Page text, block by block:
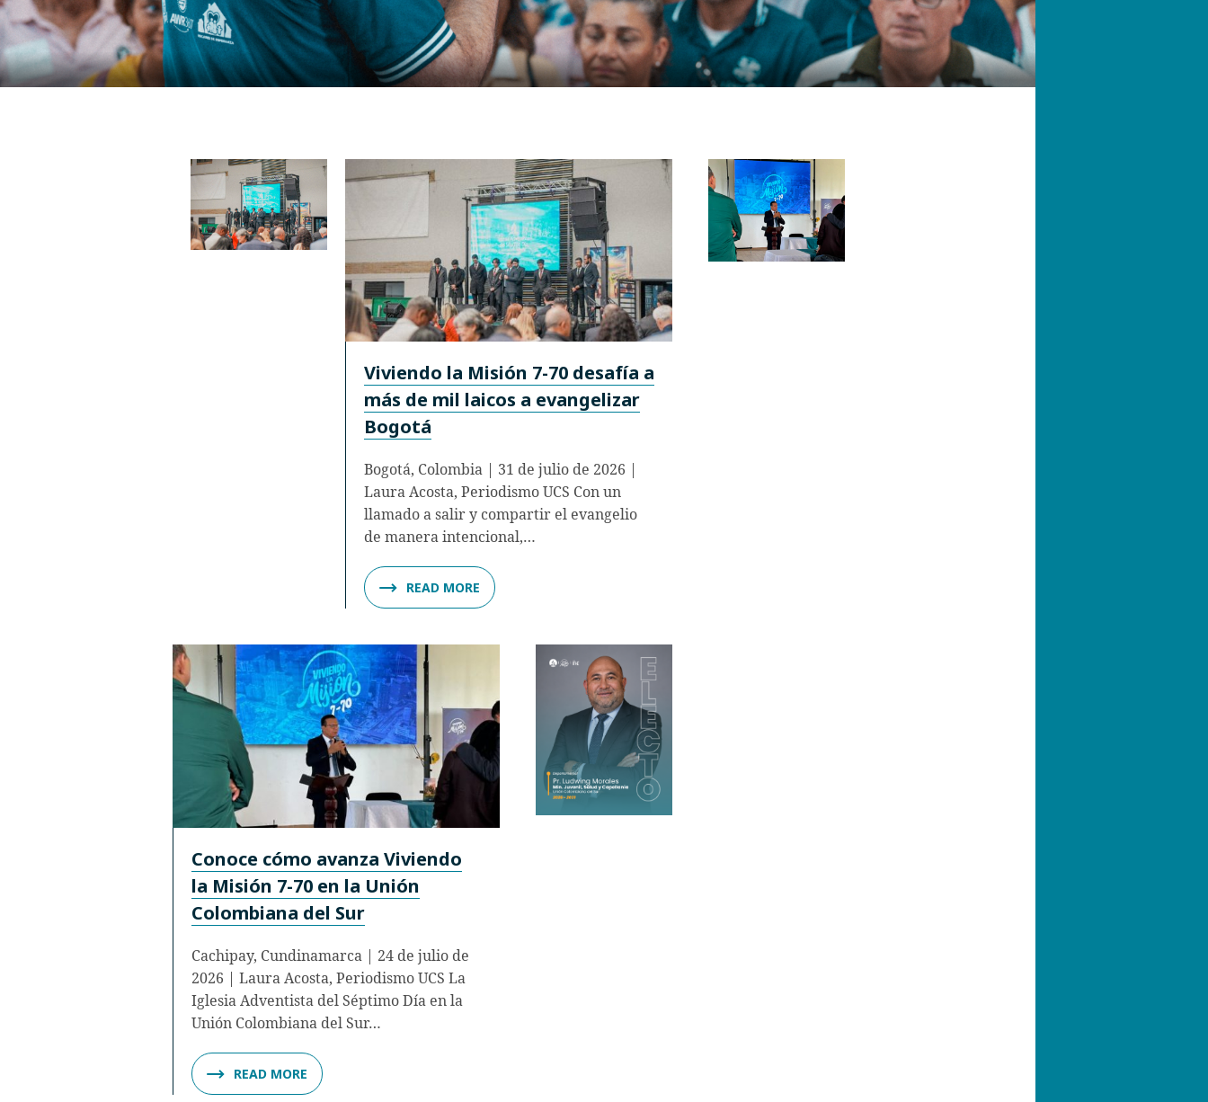
Viviendo la Misión 7-70 desafía a
más de mil laicos a evangelizar
Bogotá
Bogotá, Colombia | 31 de julio de 2026 |
Laura Acosta, Periodismo UCS Con un
llamado a salir y compartir el evangelio
de manera intencional,…
READ MORE
Conoce cómo avanza Viviendo
la Misión 7-70 en la Unión
Colombiana del Sur
Cachipay, Cundinamarca | 24 de julio de
2026 | Laura Acosta, Periodismo UCS La
Iglesia Adventista del Séptimo Día en la
Unión Colombiana del Sur…
READ MORE